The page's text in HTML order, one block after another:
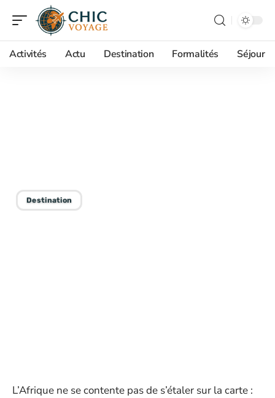
Activités Actu Destination Formalités Séjour
Destination
L’Afrique ne se contente pas de s’étaler sur la carte :